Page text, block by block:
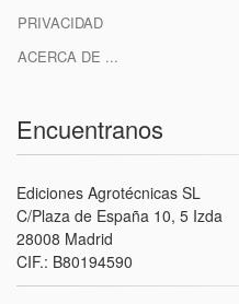
PRIVACIDAD
ACERCA DE ...
Encuentranos
Ediciones Agrotécnicas SL
C/Plaza de España 10, 5 Izda
28008 Madrid
CIF.: B80194590